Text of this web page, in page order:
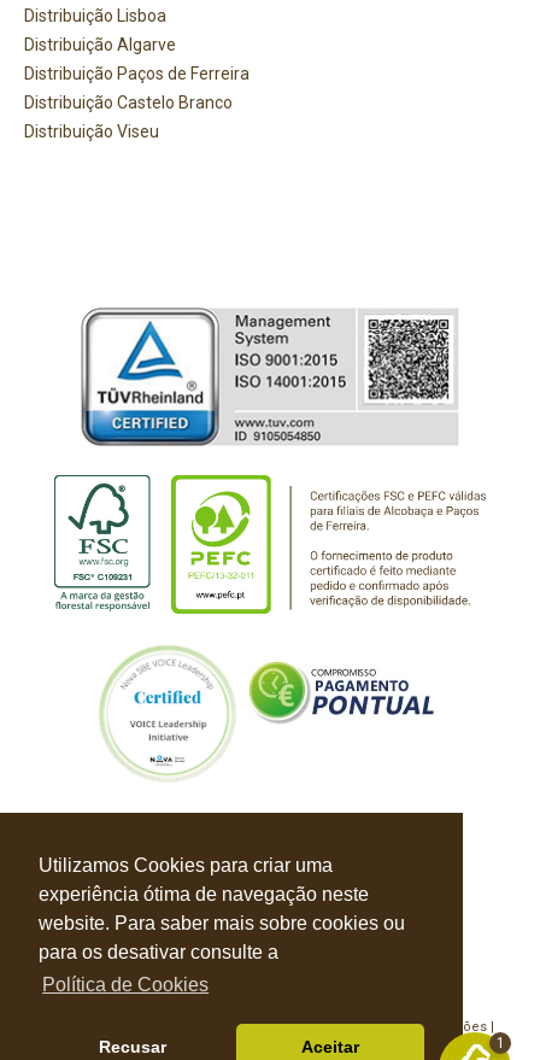
Utilizamos Cookies para criar uma
experiência ótima de navegação neste
website. Para saber mais sobre cookies ou
para os desativar consulte a
Política de Cookies
Recusar Aceitar
Distribuição Lisboa
Distribuição Algarve
Distribuição Paços de Ferreira
Distribuição Castelo Branco
Distribuição Viseu
Política de Cookies | Livro de Reclamações |
1